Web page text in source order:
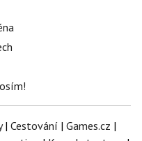
| Cestování | Games.cz |